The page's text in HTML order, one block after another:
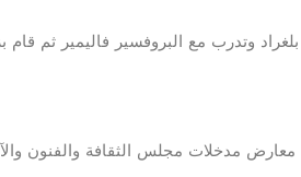
بلغراد وتدرب مع البروفسير فاليمير ثم